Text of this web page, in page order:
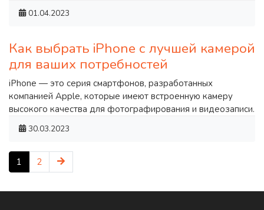
01.04.2023
Как выбрать iPhone с лучшей камерой
для ваших потребностей
iPhone — это серия смартфонов, разработанных
компанией Apple, которые имеют встроенную камеру
высокого качества для фотографирования и видеозаписи.
30.03.2023
1 2